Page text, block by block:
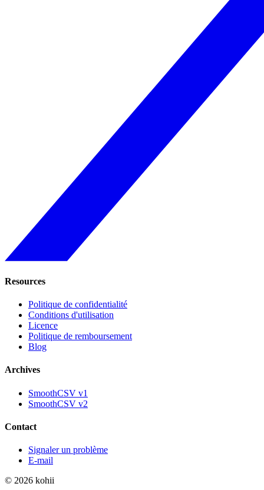
Resources
Politique de confidentialité
Conditions d'utilisation
Licence
Politique de remboursement
Blog
Archives
SmoothCSV v1
SmoothCSV v2
Contact
Signaler un problème
E-mail
© 2026 kohii